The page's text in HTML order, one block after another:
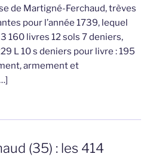
de Martigné-Ferchaud, trèves
pour l’année 1739, lequel
160 livres 12 sols 7 deniers,
L 10 s deniers pour livre : 195
armement et
(35) : les 414